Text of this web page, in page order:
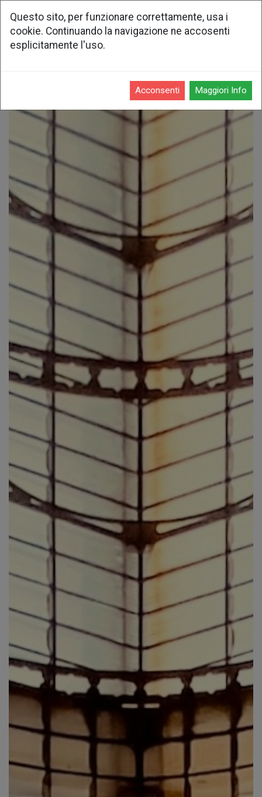
Questo sito, per funzionare correttamente, usa i
cookie. Continuando la navigazione ne accosenti
esplicitamente l'uso.
Acconsenti Maggiori Info